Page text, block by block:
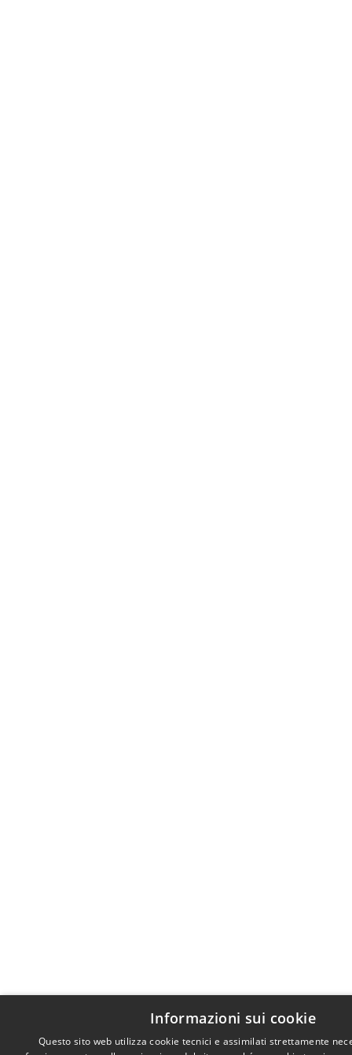
Informazioni sui cookie
Questo sito web utilizza cookie tecnici e assimilati strettamente